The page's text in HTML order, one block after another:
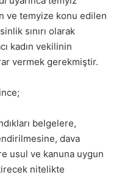
ve temyize konu edilen
sınırı olarak
kadın vekilinin
vermek gerekmiştir.
belgelere,
dava
usul ve kanuna uygun
nitelikte